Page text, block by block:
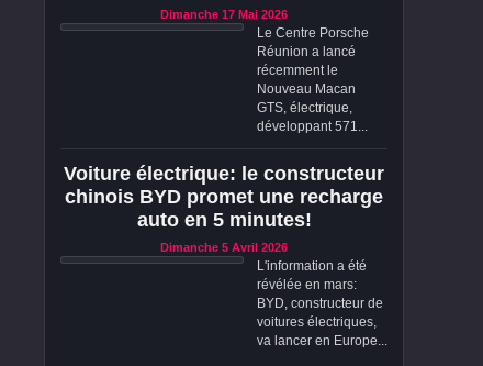
Dimanche 17 Mai 2026
Le Centre Porsche
Réunion a lancé
récemment le
Nouveau Macan
GTS, électrique,
développant 571...
Voiture électrique: le constructeur
chinois BYD promet une recharge
auto en 5 minutes!
Dimanche 5 Avril 2026
L'information a été
révélée en mars:
BYD, constructeur de
voitures électriques,
va lancer en Europe...